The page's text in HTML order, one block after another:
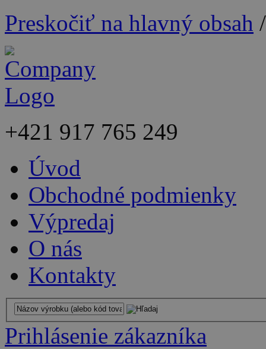
Preskočiť na hlavný obsah
+421 917 765 249
Úvod
Obchodné podmienky
Výpredaj
O nás
Kontakty
Prihlásenie zákazníka